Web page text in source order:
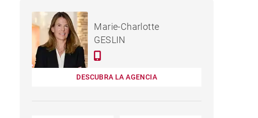
PISO MADRID - 243 M²
Marie-Charlotte
GESLIN
DESCUBRA LA AGENCIA